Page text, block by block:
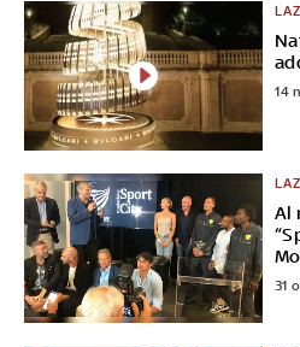
14
Al
31